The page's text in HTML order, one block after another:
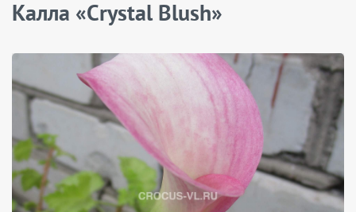
Калла «Crystal Blush»